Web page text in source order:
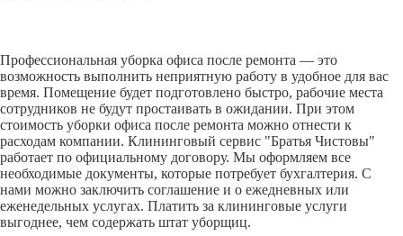
Профессиональная уборка офиса после ремонта — это
возможность выполнить неприятную работу в удобное для вас
время. Помещение будет подготовлено быстро, рабочие места
сотрудников не будут простаивать в ожидании. При этом
стоимость уборки офиса после ремонта можно отнести к
расходам компании. Клининговый сервис "Братья Чистовы"
работает по официальному договору. Мы оформляем все
необходимые документы, которые потребует бухгалтерия. С
нами можно заключить соглашение и о ежедневных или
еженедельных услугах. Платить за клининговые услуги
выгоднее, чем содержать штат уборщиц.